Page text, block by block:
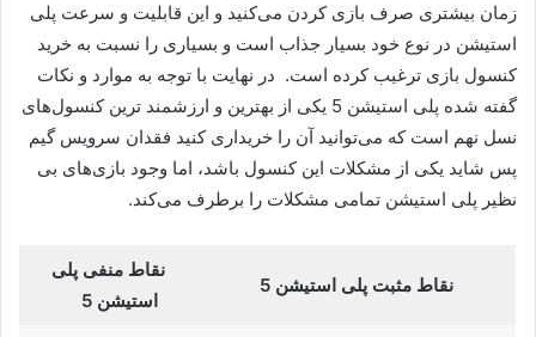
زمان بیشتری صرف بازی کردن می‌کنید و این قابلیت و سرعت پلی
استیشن در نوع خود بسیار جذاب است و بسیاری را نسبت به خرید
کنسول بازی ترغیب کرده است. در نهایت با توجه به موارد و نکات
گفته شده پلی استیشن 5 یکی از بهترین و ارزشمند ترین کنسول‌های
نسل نهم است که می‌توانید آن را خریداری کنید فقدان سرویس گیم
پس شاید یکی از مشکلات این کنسول باشد، اما وجود بازی‌های بی
نظیر پلی استیشن تمامی مشکلات را برطرف می‌کند.
نقاط مثبت پلی استیشن 5
نقاط منفی پلی
استیشن 5